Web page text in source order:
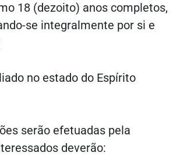
18 (dezoito) anos completos,
se integralmente por si e
no estado do Espírito
serão efetuadas pela
deverão: